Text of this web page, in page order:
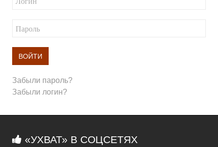
ВОЙТИ
Забыли пароль?
Забыли логин?
«УХВАТ» В СОЦСЕТЯХ